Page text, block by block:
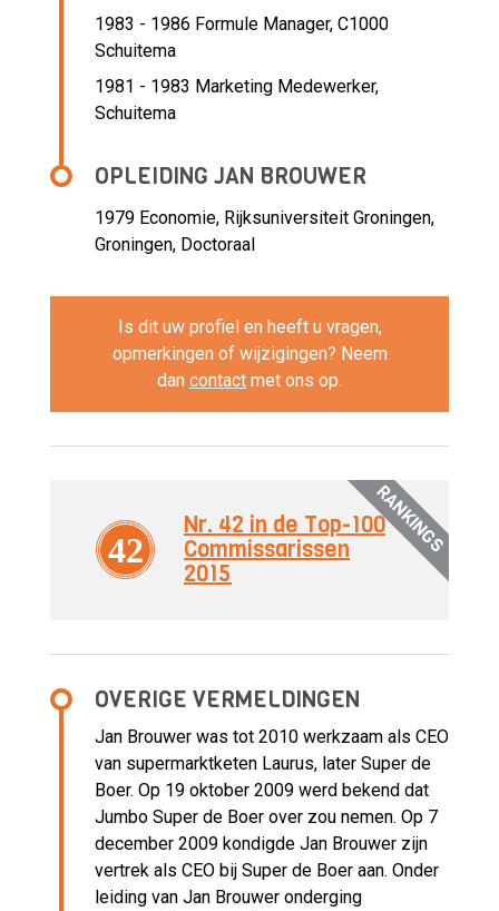
1983 - 1986 Formule Manager, C1000
Schuitema
1981 - 1983 Marketing Medewerker,
Schuitema
OPLEIDING JAN BROUWER
1979 Economie, Rijksuniversiteit Groningen,
Groningen, Doctoraal
Is dit uw profiel en heeft u vragen,
opmerkingen of wijzigingen? Neem
dan contact met ons op.
RANKINGS
42
Nr. 42 in de Top-100
Commissarissen
2015
OVERIGE VERMELDINGEN
Jan Brouwer was tot 2010 werkzaam als CEO
van supermarktketen Laurus, later Super de
Boer. Op 19 oktober 2009 werd bekend dat
Jumbo Super de Boer over zou nemen. Op 7
december 2009 kondigde Jan Brouwer zijn
vertrek als CEO bij Super de Boer aan. Onder
leiding van Jan Brouwer onderging